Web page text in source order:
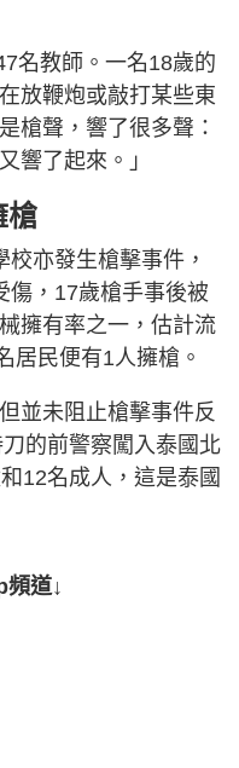
名教師。一名18歲的
放鞭炮或敲打某些東
槍聲，響了很多聲：
響了起來。」
槍
亦發生槍擊事件，
傷，17歲槍手事後被
擁有率之一，估計流
居民便有1人擁槍。
並未阻止槍擊事件反
的前警察闖入泰國北
12名成人，這是泰國
道↓